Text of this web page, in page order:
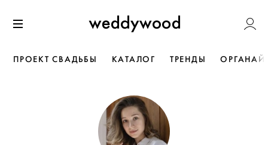
к содержанию
Weddywood
ПРОЕКТ СВАДЬБЫ КАТАЛОГ ТРЕНДЫ